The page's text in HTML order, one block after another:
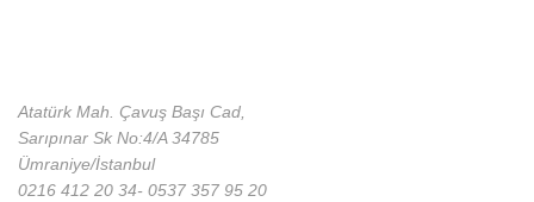
Atatürk Mah. Çavuş Başı Cad,
Sarıpınar Sk No:4/A 34785
Ümraniye/İstanbul
0216 412 20 34- 0537 357 95 20